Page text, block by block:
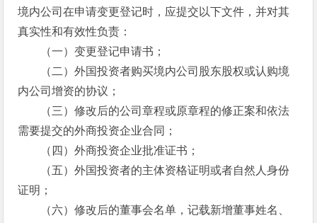
境内公司在申请变更登记时，应提交以下文件，并对其
真实性和有效性负责：
（一）变更登记申请书；
（二）外国投资者购买境内公司股东股权或认购境
内公司增资的协议；
（三）修改后的公司章程或原章程的修正案和依法
需要提交的外商投资企业合同；
（四）外商投资企业批准证书；
（五）外国投资者的主体资格证明或者自然人身份
证明；
（六）修改后的董事会名单，记载新增董事姓名、